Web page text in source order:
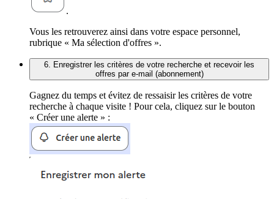
.
Vous les retrouverez ainsi dans votre espace personnel,
rubrique « Ma sélection d'offres ».
6. Enregistrer les critères de votre recherche et recevoir les
offres par e-mail (abonnement)
Gagnez du temps et évitez de ressaisir les critères de votre
recherche à chaque visite ! Pour cela, cliquez sur le bouton
« Créer une alerte » :